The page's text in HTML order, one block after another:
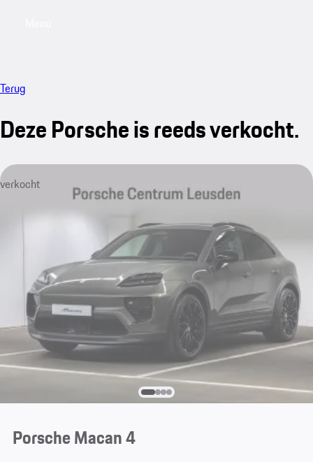
Terug
Deze Porsche is reeds verkocht.
verkocht
Porsche Macan 4